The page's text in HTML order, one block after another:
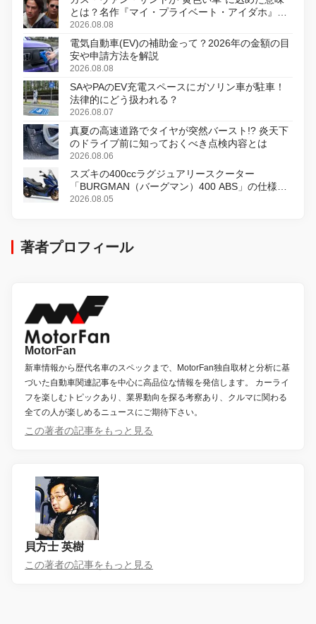
とは？名作『マイ・プライベート・アイダホ』が
初のデジタルリマスター版で復活
2026.08.08
電気自動車(EV)の補助金って？2026年の金額の目
安や申請方法を解説
2026.08.08
SAやPAのEV充電スペースにガソリン車が駐車！
法律的にどう扱われる？
2026.08.07
真夏の高速道路でタイヤが突然バースト!? 炎天下
のドライブ前に知っておくべき点検内容とは
2026.08.06
スズキの400ccラグジュアリースクーター
「BURGMAN（バーグマン）400 ABS」の仕様を
変更し、8月18日に発売
2026.08.05
著者プロフィール
MotorFan
新車情報から歴代名車のスペックまで、MotorFan独自取材と分析に基
づいた自動車関連記事を中心に高品位な情報を発信します。 カーライ
フを楽しむトピックあり、業界動向を探る考察あり、クルマに関わる
全ての人が楽しめるニュースにご期待下さい。
この著者の記事をもっと見る
貝方士 英樹
この著者の記事をもっと見る